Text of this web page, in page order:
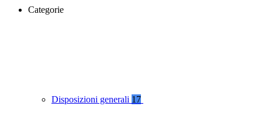
Categorie
Disposizioni generali 17